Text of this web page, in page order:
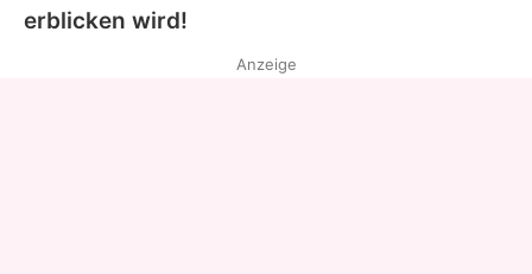
erblicken wird!
Anzeige